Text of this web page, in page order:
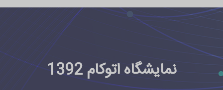
نمایشگاه اتوکام 1392